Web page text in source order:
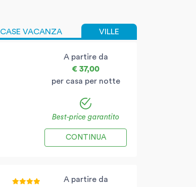
CASE VACANZA VILLE
A partire da
€ 37,00
per casa per notte
Best-price garantito
CONTINUA
A partire da